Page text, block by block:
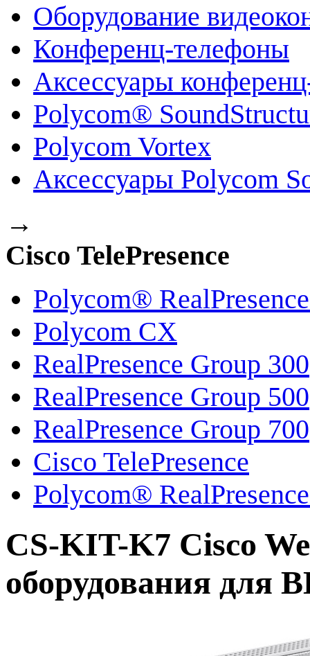
Оборудование
Конференц-телефоны
Аксессуары
Polycom®
Polycom Vortex
Аксессуары Polycom
→
Cisco TelePresence
Polycom®
Polycom CX
RealPresence Group 300
RealPresence Group 500
RealPresence Group 700
Cisco TelePresence
Polycom®
CS-KIT-K7 Cisco
оборудования для